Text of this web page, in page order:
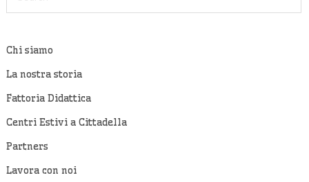
Chi siamo
La nostra storia
Fattoria Didattica
Centri Estivi a Cittadella
Partners
Lavora con noi